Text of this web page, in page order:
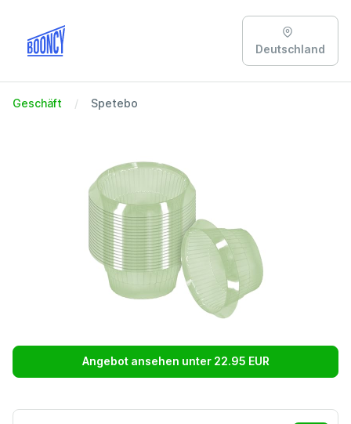
Deutschland
Geschäft Spetebo
Angebot ansehen unter 22.95 EUR